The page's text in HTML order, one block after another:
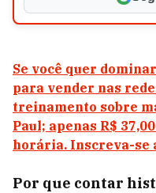
Se você quer
para vender nas
treinamento sobre
Paul; apenas R$
horária. Inscreva-se
Por que contar